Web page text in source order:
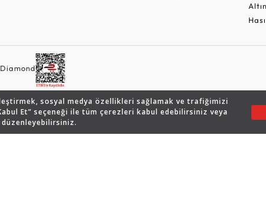
sosyal medya özellikleri sağlamak ve trafiğimizi
Et” seçeneği ile tüm çerezleri kabul edebilirsiniz veya
düzenleyebilirsiniz.
Copyright © 2026 Assos Pırlanta - Bu